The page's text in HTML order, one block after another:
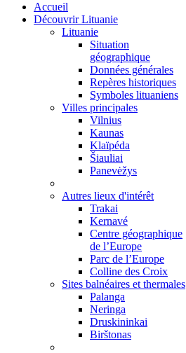
Accueil
Découvrir Lituanie
Lituanie
Situation
géographique
Données générales
Repères historiques
Symboles lituaniens
Villes principales
Vilnius
Kaunas
Klaïpéda
Šiauliai
Panevėžys
Autres lieux d'intérêt
Trakai
Kernavé
Centre géographique
de l’Europe
Parc de l’Europe
Colline des Croix
Sites balnéaires et thermales
Palanga
Neringa
Druskininkai
Birštonas